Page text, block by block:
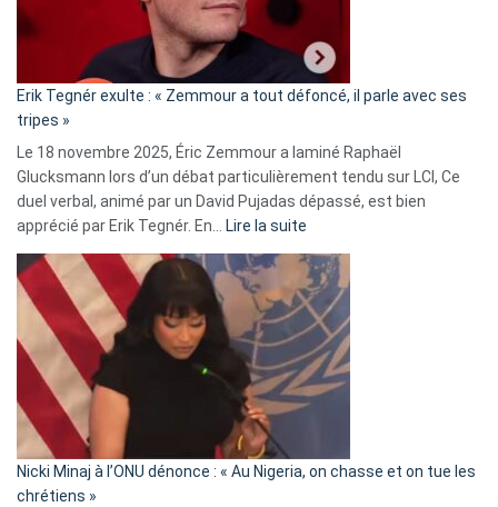
«
C’est
fake
news
»
Erik Tegnér exulte : « Zemmour a tout défoncé, il parle avec ses
tripes »
Le 18 novembre 2025, Éric Zemmour a laminé Raphaël
Glucksmann lors d’un débat particulièrement tendu sur LCI, Ce
duel verbal, animé par un David Pujadas dépassé, est bien
apprécié par Erik Tegnér. En…
Lire la suite
Tegnér
exulte
« Zemmour
a
tout
parle
Nicki Minaj à l’ONU dénonce : « Au Nigeria, on chasse et on tue les
chrétiens »